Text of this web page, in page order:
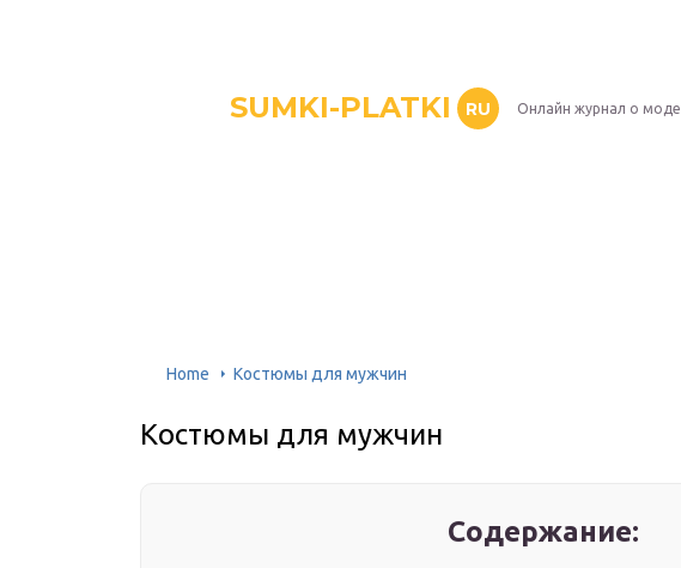
SUMKI-PLATKI RU Онлайн журнал о моде
Home Костюмы для мужчин
Костюмы для мужчин
Содержание: